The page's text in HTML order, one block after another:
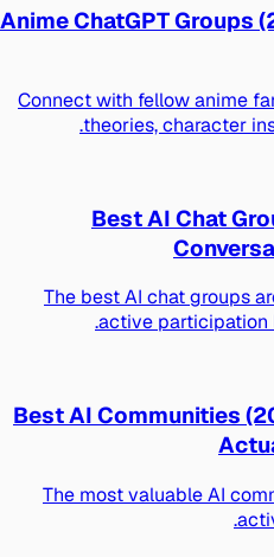
Anime ChatGPT Groups
Connect with fellow anime
theories, character
Best AI Chat
The best AI chat groups
active
Best AI Communities
The most valuable AI